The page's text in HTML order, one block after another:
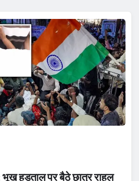
हड़ताल पर बैठे छात्र राहुल